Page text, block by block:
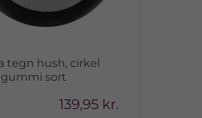
tegn hush, cirkel
gummi sort
139,95 kr.